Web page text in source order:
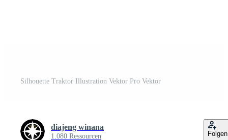
Silhouette Traktor Illustration Vektor Pro Vektor
diajeng winana
1.080 Ressourcen Folgen